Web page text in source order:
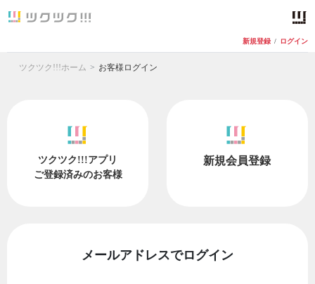
新規登録 / ログイン
ツクツク!!!ホーム お客様ログイン
ツクツク!!!アプリ
ご登録済みのお客様
新規会員登録
メールアドレスでログイン